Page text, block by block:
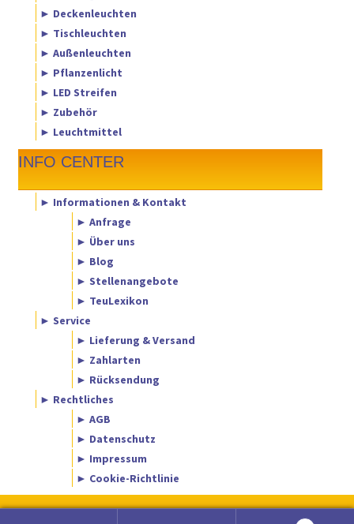
► Deckenleuchten
► Tischleuchten
► Außenleuchten
► Pflanzenlicht
► LED Streifen
► Zubehör
► Leuchtmittel
INFO CENTER
► Informationen & Kontakt
► Anfrage
► Über uns
► Blog
► Stellenangebote
► TeuLexikon
► Service
► Lieferung & Versand
► Zahlarten
► Rücksendung
► Rechtliches
► AGB
► Datenschutz
► Impressum
► Cookie-Richtlinie